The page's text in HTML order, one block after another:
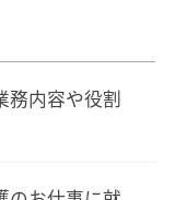
務内容や役割